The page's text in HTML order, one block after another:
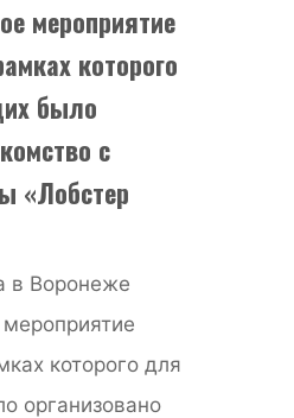
мероприятие
которого
было
с
«Лобстер
в Воронеже
которого для
организовано